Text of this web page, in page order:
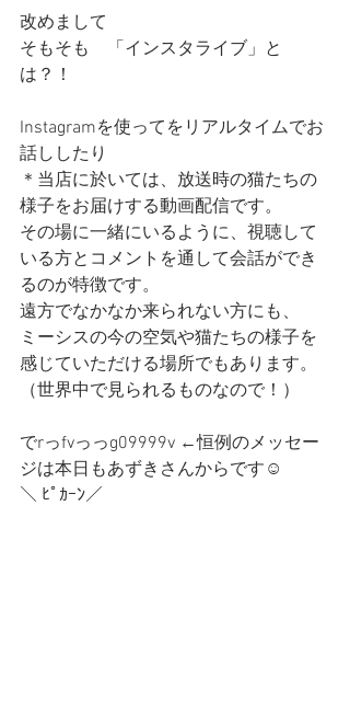
改めまして
そもそも　「インスタライブ」と
は？！
Instagramを使ってをリアルタイムでお
話ししたり
＊当店に於いては、放送時の猫たちの
様子をお届けする動画配信です。
その場に一緒にいるように、視聴して
いる方とコメントを通して会話ができ
るのが特徴です。
遠方でなかなか来られない方にも、
ミーシスの今の空気や猫たちの様子を
感じていただける場所でもあります。
（世界中で見られるものなので！）
でrっfvっっg09999v ←恒例のメッセー
ジは本日もあずきさんからです☺️
＼ ﾋﾟｶｰﾝ／